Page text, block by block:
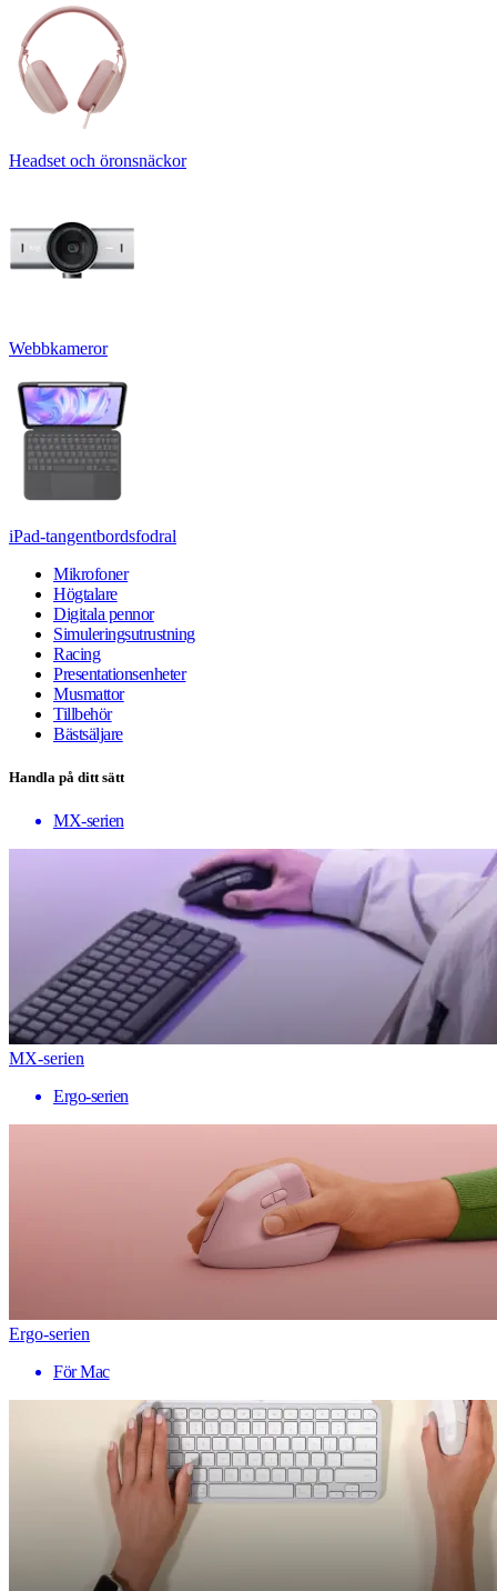
Headset och öronsnäckor
Webbkameror
iPad-tangentbordsfodral
Mikrofoner
Högtalare
Digitala pennor
Simuleringsutrustning
Racing
Presentationsenheter
Musmattor
Tillbehör
Bästsäljare
Handla på ditt sätt
MX-serien
MX-serien
Ergo-serien
Ergo-serien
För Mac